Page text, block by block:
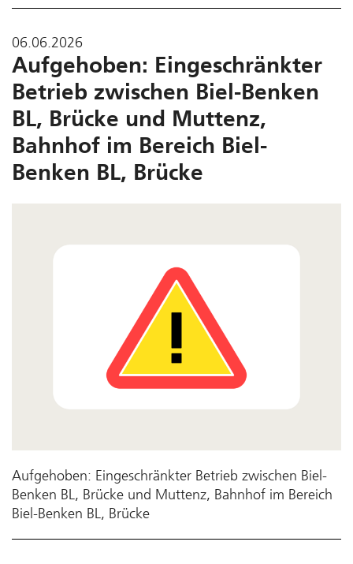
06.06.2026
Aufgehoben: Eingeschränkter
Betrieb zwischen Biel-Benken
BL, Brücke und Muttenz,
Bahnhof im Bereich Biel-
Benken BL, Brücke
Aufgehoben: Eingeschränkter Betrieb zwischen Biel-
Benken BL, Brücke und Muttenz, Bahnhof im Bereich
Biel-Benken BL, Brücke